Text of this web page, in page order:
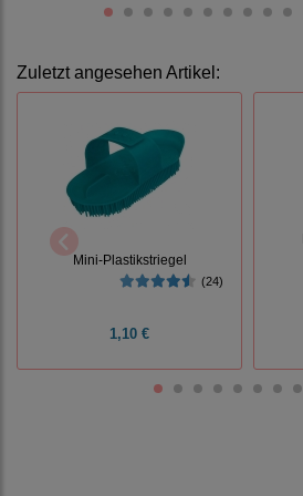
Zuletzt angesehen Artikel:
Mini-Plastikstriegel
(24)
1,10 €